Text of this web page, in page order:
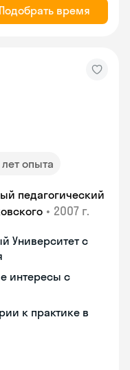
Подобрать время
лет опыта
педагогический
• 2007 г.
Университет с
интересы с
к практике в